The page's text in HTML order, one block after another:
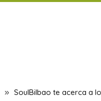
» SoulBilbao te acerca a